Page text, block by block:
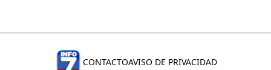
CONTACTOAVISO DE PRIVACIDAD